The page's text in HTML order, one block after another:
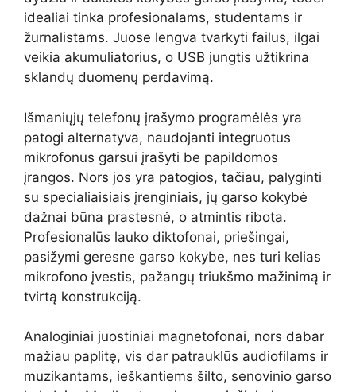
idealiai tinka profesionalams, studentams ir
žurnalistams. Juose lengva tvarkyti failus, ilgai
veikia akumuliatorius, o USB jungtis užtikrina
sklandų duomenų perdavimą.
Išmaniųjų telefonų įrašymo programėlės yra
patogi alternatyva, naudojanti integruotus
mikrofonus garsui įrašyti be papildomos
įrangos. Nors jos yra patogios, tačiau, palyginti
su specialiaisiais įrenginiais, jų garso kokybė
dažnai būna prastesnė, o atmintis ribota.
Profesionalūs lauko diktofonai, priešingai,
pasižymi geresne garso kokybe, nes turi kelias
mikrofono įvestis, pažangų triukšmo mažinimą ir
tvirtą konstrukciją.
Analoginiai juostiniai magnetofonai, nors dabar
mažiau paplitę, vis dar patrauklūs audiofilams ir
muzikantams, ieškantiems šilto, senovinio garso